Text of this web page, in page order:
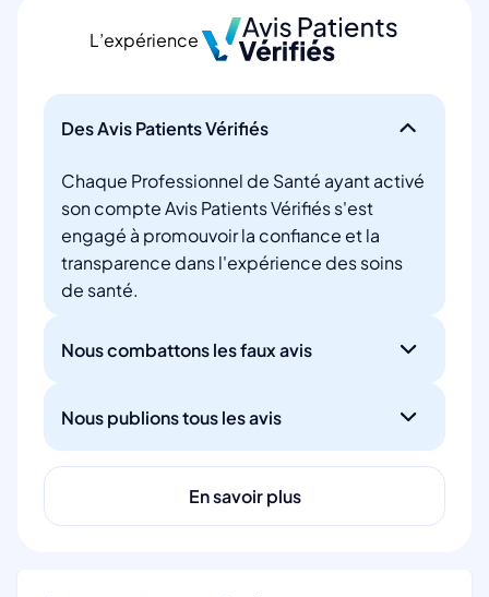
L’expérience
Des Avis Patients Vérifiés
Chaque Professionnel de Santé ayant activé
son compte Avis Patients Vérifiés s'est
engagé à promouvoir la confiance et la
transparence dans l'expérience des soins
de santé.
Nous combattons les faux avis
Nous publions tous les avis
En savoir plus